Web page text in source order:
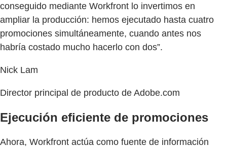
conseguido mediante Workfront lo invertimos en
ampliar la producción: hemos ejecutado hasta cuatro
promociones simultáneamente, cuando antes nos
habría costado mucho hacerlo con dos”.
Nick Lam
Director principal de producto de Adobe.com
Ejecución eficiente de promociones
Ahora, Workfront actúa como fuente de información